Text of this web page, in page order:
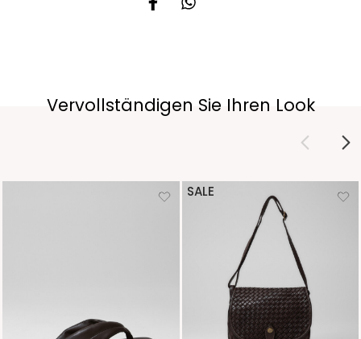
Vervollständigen Sie Ihren Look
SALE